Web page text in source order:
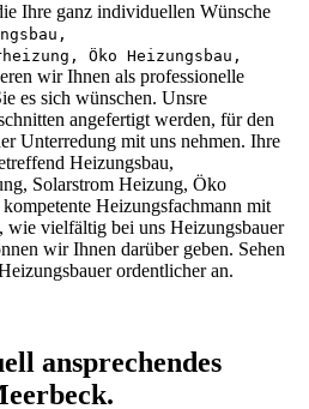
Ihre ganz individuellen Wünsche
Öko Heizungsbau,
wir Ihnen als professionelle
es sich wünschen. Unsre
angefertigt werden, für den
Unterredung mit uns nehmen. Ihre
Heizungsbau,
Solarstrom Heizung, Öko
Heizungsfachmann mit
vielfältig bei uns Heizungsbauer
wir Ihnen darüber geben. Sehen
ordentlicher an.
ansprechendes